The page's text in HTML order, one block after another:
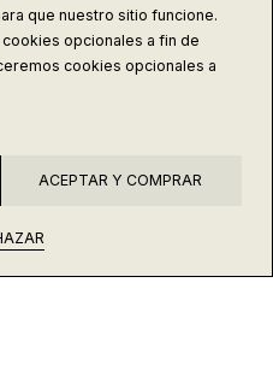
que nuestro sitio funcione.
opcionales a fin de
cookies opcionales a
ACEPTAR Y COMPRAR